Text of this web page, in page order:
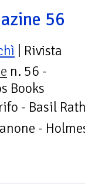
56
| Rivista
n. 56 -
Books
- Basil
-